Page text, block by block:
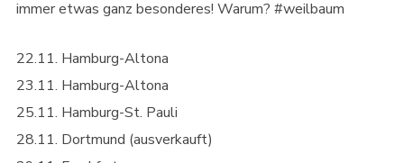
immer etwas ganz besonderes! Warum? #weilbaum
22.11. Hamburg-Altona
23.11. Hamburg-Altona
25.11. Hamburg-St. Pauli
28.11. Dortmund (ausverkauft)